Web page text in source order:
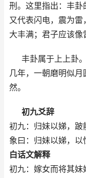
刑。这里指出：丰
又代表闪电，震为
大丰满；君子应该像
丰卦属于上上卦
几年，一朝磨明似
然。
初九爻辞
初九：归妹以娣，跛
象曰：归妹以娣，以
白话文解释
初九：嫁女而将其